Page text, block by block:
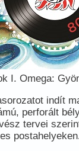
I. Omega:
indít
perforált
tervei